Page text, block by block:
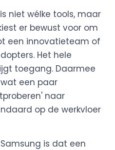
niet wélke tools, maar
er bewust voor om
een innovatieteam of
Het hele
toegang. Daarmee
een paar
naar
op de werkvloer
is dat een